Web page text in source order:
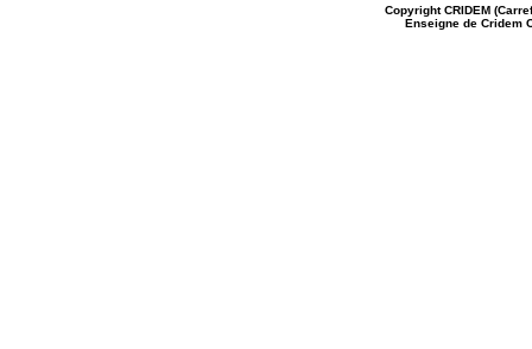
CopyrightCRIDEM
Enseigne de Cridem